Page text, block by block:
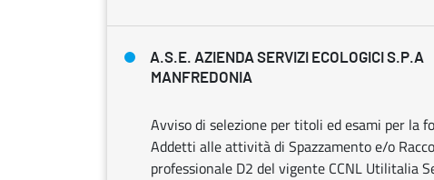
A.S.E. AZIENDA SERVIZI ECOLOGICI S.P.A
MANFREDONIA
Avviso di selezione per titoli ed esami per la
Addetti alle attività di Spazzamento e/o
professionale D2 del vigente CCNL Utilitalia